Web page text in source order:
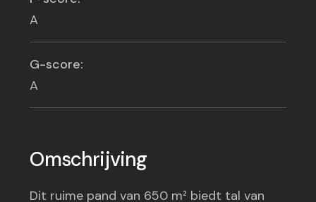
A
G-score:
A
Omschrijving
Dit ruime pand van 650 m² biedt tal van